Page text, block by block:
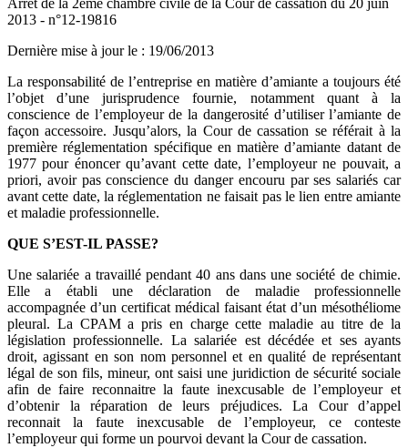
Arrêt de la 2ème chambre civile de la Cour de cassation du 20 juin
2013 - n°12-19816
Dernière mise à jour le : 19/06/2013
La responsabilité de l’entreprise en matière d’amiante a toujours été
l’objet d’une jurisprudence fournie, notamment quant à la
conscience de l’employeur de la dangerosité d’utiliser l’amiante de
façon accessoire. Jusqu’alors, la Cour de cassation se référait à la
première réglementation spécifique en matière d’amiante datant de
1977 pour énoncer qu’avant cette date, l’employeur ne pouvait, a
priori, avoir pas conscience du danger encouru par ses salariés car
avant cette date, la réglementation ne faisait pas le lien entre amiante
et maladie professionnelle.
QUE S’EST-IL PASSE?
Une salariée a travaillé pendant 40 ans dans une société de chimie.
Elle a établi une déclaration de maladie professionnelle
accompagnée d’un certificat médical faisant état d’un mésothéliome
pleural. La CPAM a pris en charge cette maladie au titre de la
législation professionnelle. La salariée est décédée et ses ayants
droit, agissant en son nom personnel et en qualité de représentant
légal de son fils, mineur, ont saisi une juridiction de sécurité sociale
afin de faire reconnaitre la faute inexcusable de l’employeur et
d’obtenir la réparation de leurs préjudices. La Cour d’appel
reconnait la faute inexcusable de l’employeur, ce conteste
l’employeur qui forme un pourvoi devant la Cour de cassation.